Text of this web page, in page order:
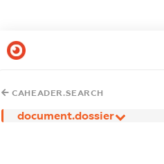
CAHEADER.SEARCH
document.dossier